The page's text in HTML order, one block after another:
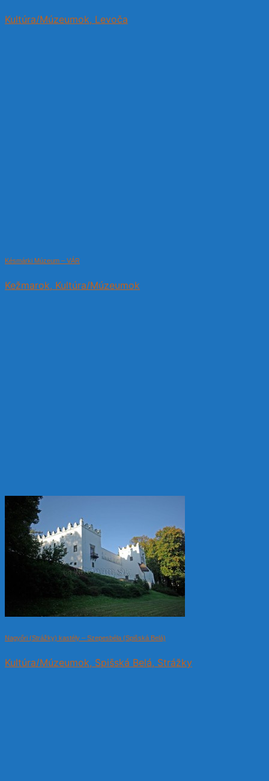
Kultúra/Múzeumok, Levoča
Késmárki Múzeum – VÁR
Kežmarok, Kultúra/Múzeumok
Nagyőri (Strážky) kastély – Szepesbéla (Spišská Belá)
Kultúra/Múzeumok, Spišská Belá, Strážky